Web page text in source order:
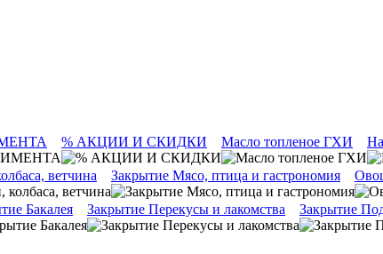
% АКЦИИ И СКИДКИ Масло топленое ГХИ
ветчина Закрытие Мясо, птица и гастрономия
Бакалея Закрытие Перекусы и лакомства Закрытие